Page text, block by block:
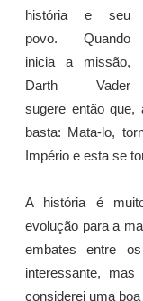
história e seu
povo. Quando
inicia a missão,
Darth Vader
sugere então que,
basta: Mata-lo,
Império e esta se
A história é
evolução para a
embates entre
interessante,
considerei uma